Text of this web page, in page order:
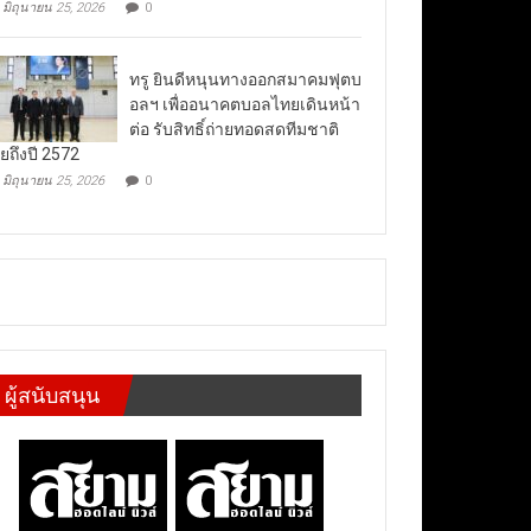
มิถุนายน 25, 2026 0
ทรู ยินดีหนุนทางออกสมาคมฟุตบ
อลฯ เพื่ออนาคตบอลไทยเดินหน้า
ต่อ รับสิทธิ์ถ่ายทอดสดทีมชาติ
ถึงปี 2572
มิถุนายน 25, 2026 0
ผู้สนับสนุน